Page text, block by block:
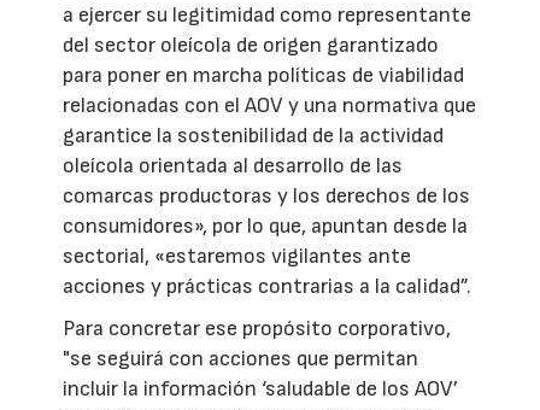
a ejercer su legitimidad como representante
del sector oleícola de origen garantizado
para poner en marcha políticas de viabilidad
relacionadas con el AOV y una normativa que
garantice la sostenibilidad de la actividad
oleícola orientada al desarrollo de las
comarcas productoras y los derechos de los
consumidores», por lo que, apuntan desde la
sectorial, «estaremos vigilantes ante
acciones y prácticas contrarias a la calidad”.
Para concretar ese propósito corporativo,
"se seguirá con acciones que permitan
incluir la información ‘saludable de los AOV’